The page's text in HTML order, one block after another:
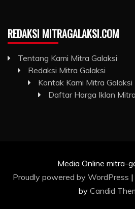
REDAKSI MITRAGALAKSI.COM
Tentang Kami Mitra Galaksi
Redaksi Mitra Galaksi
Kontak Kami Mitra Galaksi
Daftar Harga Iklan
Media Online mitra-
Proudly powered by WordPress |
by Candid